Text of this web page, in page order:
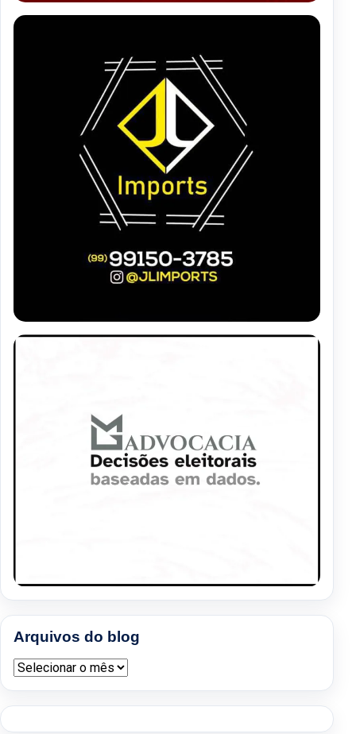
Arquivos do blog
Arquivos do blog